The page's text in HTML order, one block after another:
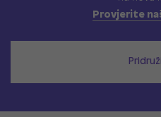
Provjerite